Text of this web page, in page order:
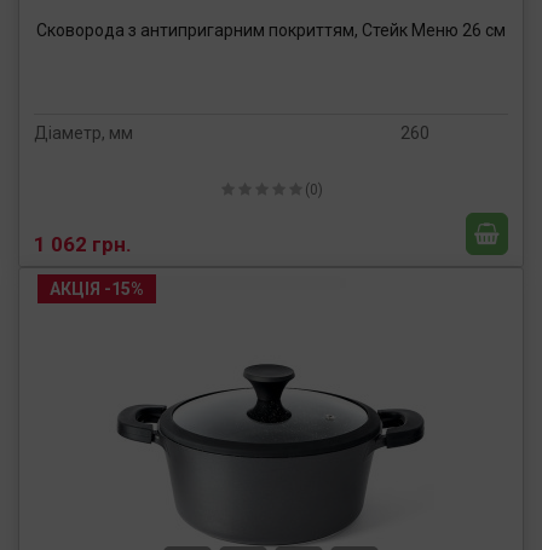
Сковорода з антипригарним покриттям, Стейк Меню 26 см
Діаметр, мм 260
(0)
1 062 грн.
АКЦІЯ -15%